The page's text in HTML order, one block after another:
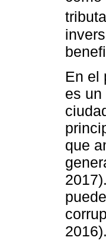
En el
es
que
2016).